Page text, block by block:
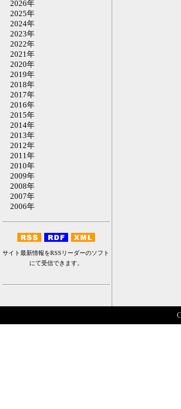
2026年
2025年
2024年
2023年
2022年
2021年
2020年
2019年
2018年
2017年
2016年
2015年
2014年
2013年
2012年
2011年
2010年
2009年
2008年
2007年
2006年
サイト最新情報をRSSリーダーのソフト
にて受信できます。